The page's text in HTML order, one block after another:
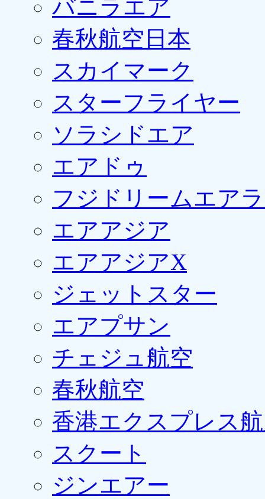
バニラエア
春秋航空日本
スカイマーク
スターフライヤー
ソラシドエア
エアドゥ
フジドリームエア
エアアジア
エアアジアX
ジェットスター
エアプサン
チェジュ航空
春秋航空
香港エクスプレス
スクート
ジンエアー